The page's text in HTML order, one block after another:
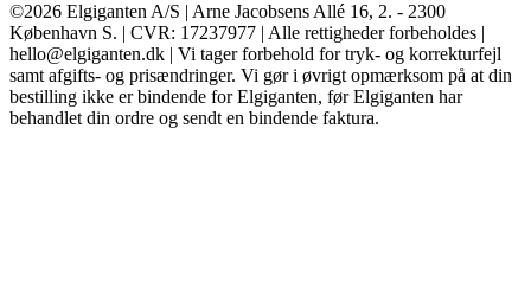
©2026 Elgiganten A/S | Arne Jacobsens Allé 16, 2. - 2300
København S. | CVR: 17237977 | Alle rettigheder forbeholdes |
hello@elgiganten.dk | Vi tager forbehold for tryk- og korrekturfejl
samt afgifts- og prisændringer. Vi gør i øvrigt opmærksom på at din
bestilling ikke er bindende for Elgiganten, før Elgiganten har
behandlet din ordre og sendt en bindende faktura.